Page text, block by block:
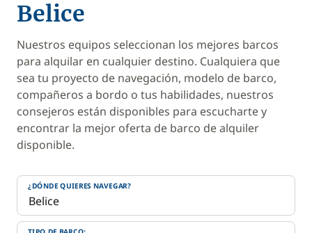
Belice
Nuestros equipos seleccionan los mejores barcos
para alquilar en cualquier destino. Cualquiera que
sea tu proyecto de navegación, modelo de barco,
compañeros a bordo o tus habilidades, nuestros
consejeros están disponibles para escucharte y
encontrar la mejor oferta de barco de alquiler
disponible.
¿DÓNDE QUIERES NAVEGAR?